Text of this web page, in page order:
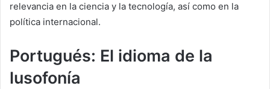
relevancia en la ciencia y la tecnología, así como en la
política internacional.
Portugués: El idioma de la
lusofonía